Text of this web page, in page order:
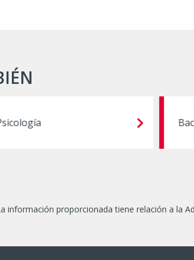
información proporcionada tiene relación a la